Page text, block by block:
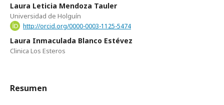
Laura Leticia Mendoza Tauler
Universidad de Holguín
http://orcid.org/0000-0003-1125-5474
Laura Inmaculada Blanco Estévez
Clinica Los Esteros
Resumen